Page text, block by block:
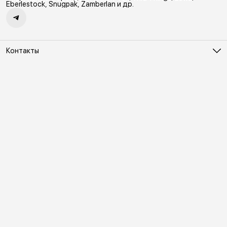
Eberlestock, Snugpak, Zamberlan и др.
Контакты